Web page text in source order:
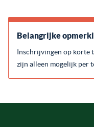
Belangrijke
Inschrijvingen op korte
zijn alleen mogelijk per